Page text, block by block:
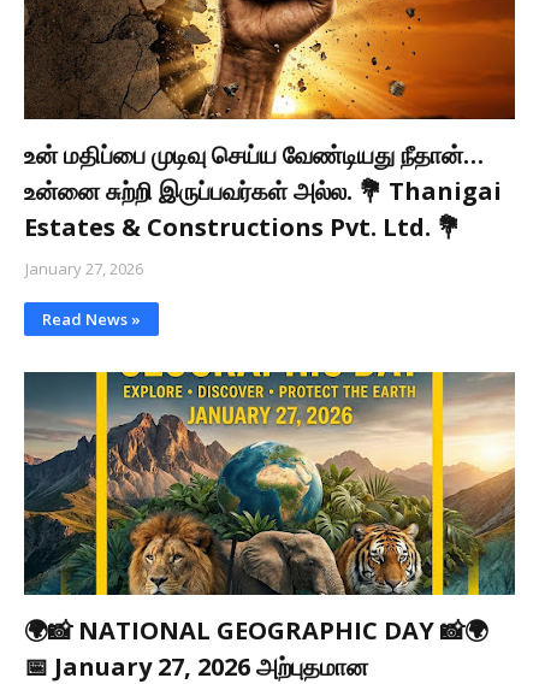
உன் மதிப்பை முடிவு செய்ய வேண்டியது நீதான்…
உன்னை சுற்றி இருப்பவர்கள் அல்ல. 💐 Thanigai
Estates & Constructions Pvt. Ltd. 💐
January 27, 2026
Read News »
🌍📸 NATIONAL GEOGRAPHIC DAY 📸🌍
📅 January 27, 2026 அற்புதமான